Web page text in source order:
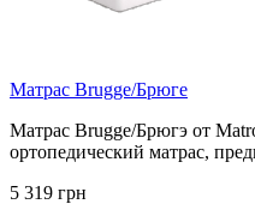
Матрас Brugge/Брюге
Матрас Brugge/Брюгэ от
ортопедический матрас,
5 319 грн